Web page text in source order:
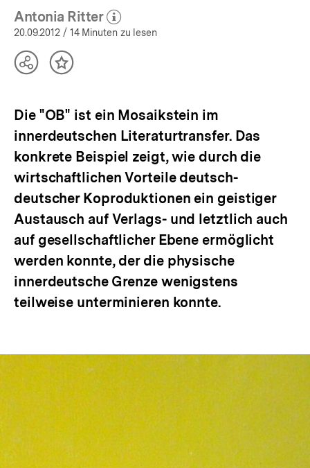
Antonia Ritter
(Mehr zum Autor)
öffnen
20.09.2012 / 14 Minuten zu lesen
TeilenInhalt
Die "OB" ist ein Mosaikstein im
innerdeutschen Literaturtransfer. Das
konkrete Beispiel zeigt, wie durch die
wirtschaftlichen Vorteile deutsch-
deutscher Koproduktionen ein geistiger
Austausch auf Verlags- und letztlich auch
auf gesellschaftlicher Ebene ermöglicht
werden konnte, der die physische
innerdeutsche Grenze wenigstens
teilweise unterminieren konnte.